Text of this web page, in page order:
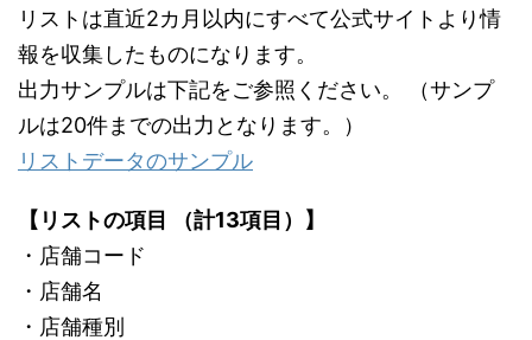
リストは直近2カ月以内にすべて公式サイトより情
報を収集したものになります。
出力サンプルは下記をご参照ください。 （サンプ
ルは20件までの出力となります。）
リストデータのサンプル
【リストの項目 （計13項目）】
・店舗コード
・店舗名
・店舗種別